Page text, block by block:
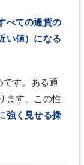
べての通貨の
い値）になる
です。ある通
ます。この性
強く見せる操